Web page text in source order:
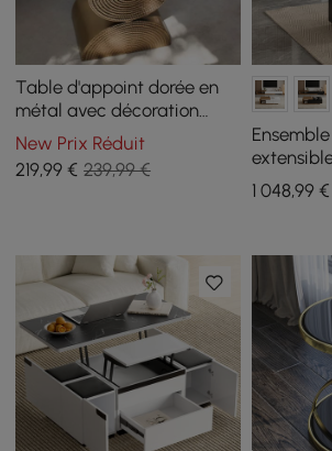
Table d'appoint dorée en
métal avec décoration
artistique de 350 mm
New Prix Réduit
219,99 € 239,99 €
Quoint
1 048,99€